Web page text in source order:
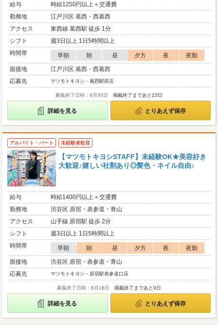
給与
時給1250円以上＋交通費
勤務地
江戸川区 葛西・西葛西
アクセス
東西線 葛西駅 徒歩 1分
シフト
週3日以上 1日5時間以上
時間帯
早朝 朝 昼 夕方 夜
夜勤
面接地
江戸川区 葛西・西葛西
応募先
マツモトキヨシ・葛西駅前店
募集終了日時：8月30日 掲載終了まであと23日
詳細を見る とりあえず保存
アルバイト・パート 未経験者歓迎
【マツモトキヨシSTAFF】未経験OK★美容好き
大歓迎♪嬉しい社割あり◎髪色・ネイル自由♪
給与
時給1400円以上＋交通費
勤務地
渋谷区 原宿・表参道・青山
アクセス
山手線 原宿駅 徒歩 2分
シフト
週3日以上 1日5時間以上
時間帯
早朝 朝 昼 夕方 夜
夜勤
面接地
渋谷区 原宿・表参道・青山
応募先
マツモトキヨシ・原宿駅表参道口店
募集終了日時：8月16日 掲載終了まであと9日
詳細を見る とりあえず保存